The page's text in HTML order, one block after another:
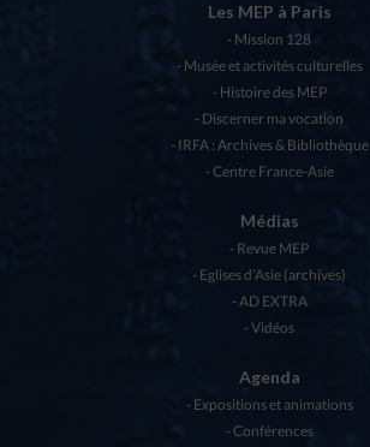
Les MEP à Paris
Mission 128
Musée et activités culturelles
Histoire des MEP
Discerner ma vocation
IRFA : Archives & Bibliothèque
Centre France-Asie
Médias
Revue MEP
Eglises d’Asie (archives)
AD EXTRA
Vidéos
Agenda
Expositions et animations
Conférences